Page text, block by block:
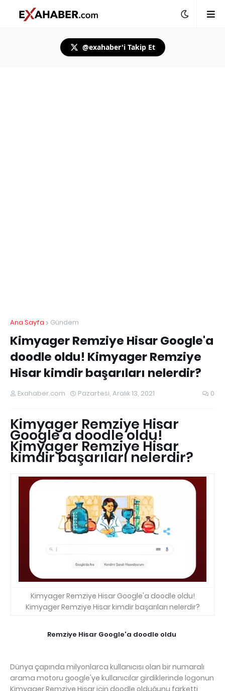
@exahaber'i Takip Et
Ana Sayfa Gündem
Kimyager Remziye Hisar Google'a
doodle oldu! Kimyager Remziye
Hisar kimdir başarıları nelerdir?
Exahaber.com Pazartesi, Aralık 13, 2021 0
Kimyager Remziye Hisar
Google'a doodle oldu!
Kimyager Remziye Hisar
kimdir başarıları nelerdir?
Kimyager Remziye Hisar Google'a doodle oldu!
Kimyager Remziye Hisar kimdir başarıları nelerdir?
Remziye Hisar Google'a doodle oldu
Dünya çapında milyonlarca kullanıcısı olan bir numaralı
arama motoru google'ye kullanıcılar girdiklerinde logonun
Kimyager Remziye Hisar için doodle olduğunu farketti,